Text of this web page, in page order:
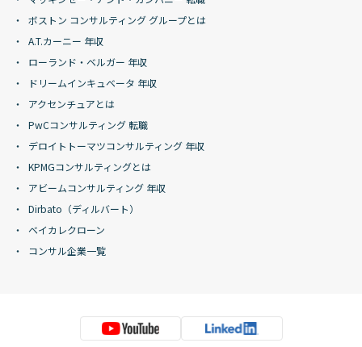
ボストン コンサルティング グループとは
A.T.カーニー 年収
ローランド・ベルガー 年収
ドリームインキュベータ 年収
アクセンチュアとは
PwCコンサルティング 転職
デロイトトーマツコンサルティング 年収
KPMGコンサルティングとは
アビームコンサルティング 年収
Dirbato（ディルバート）
ベイカレクローン
コンサル企業一覧